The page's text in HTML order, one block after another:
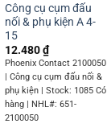
Công cụ cụm đấu
nối & phụ kiện A 4-
15
12.480₫
Phoenix Contact 2100050
| Công cụ cụm đấu nối &
phụ kiện | Stock: 1085 Có
hàng | NHL#: 651-
2100050